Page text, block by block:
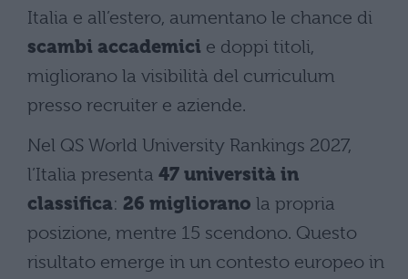
Italia e all’estero, aumentano le chance di
scambi accademici e doppi titoli,
migliorano la visibilità del curriculum
presso recruiter e aziende.
Nel QS World University Rankings 2027,
l’Italia presenta 47 università in
classifica: 26 migliorano la propria
posizione, mentre 15 scendono. Questo
risultato emerge in un contesto europeo in